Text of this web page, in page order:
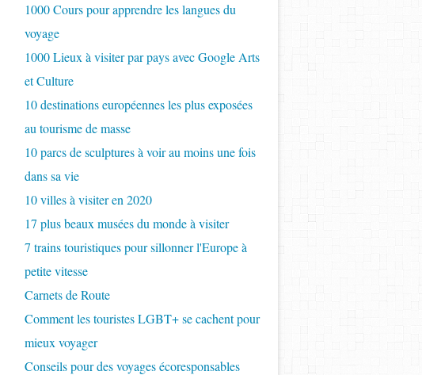
1000 Cours pour apprendre les langues du
voyage
1000 Lieux à visiter par pays avec Google Arts
et Culture
10 destinations européennes les plus exposées
au tourisme de masse
10 parcs de sculptures à voir au moins une fois
dans sa vie
10 villes à visiter en 2020
17 plus beaux musées du monde à visiter
7 trains touristiques pour sillonner l'Europe à
petite vitesse
Carnets de Route
Comment les touristes LGBT+ se cachent pour
mieux voyager
Conseils pour des voyages écoresponsables